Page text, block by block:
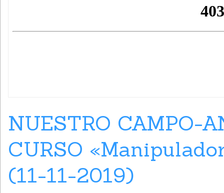
NUESTRO CAMPO-
CURSO
(11-11-2019)